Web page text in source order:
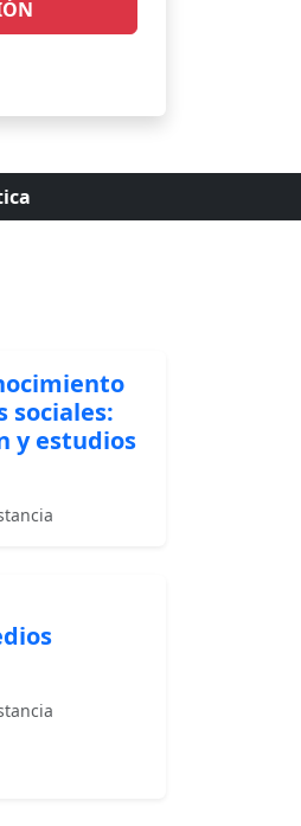
sociales:
y estudios